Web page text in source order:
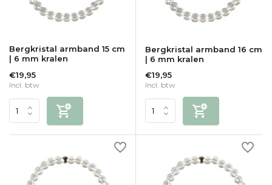
Bergkristal armband 15 cm
| 6 mm kralen
€19,95
Incl. btw
Bergkristal armband 16 cm
| 6 mm kralen
€19,95
Incl. btw